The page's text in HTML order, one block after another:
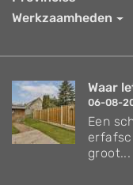
Werkzaamheden
Waar
06-08-
Een
groot...